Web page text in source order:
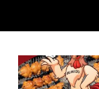
Es ist wieder so
weit…der BUWIGU